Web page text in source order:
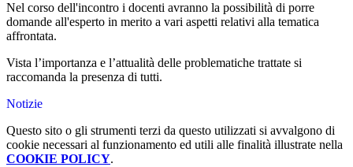
Nel corso dell'incontro i docenti avranno la possibilità di porre
domande all'esperto in merito a vari aspetti relativi alla tematica
affrontata.
Vista l’importanza e l’attualità delle problematiche trattate si
raccomanda la presenza di tutti.
Notizie
Questo sito o gli strumenti terzi da questo utilizzati si avvalgono di
cookie necessari al funzionamento ed utili alle finalità illustrate nella
COOKIE POLICY.